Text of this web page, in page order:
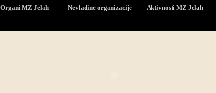
Organi MZ Jelah Nevladine organizacije Aktivnosti MZ Jelah